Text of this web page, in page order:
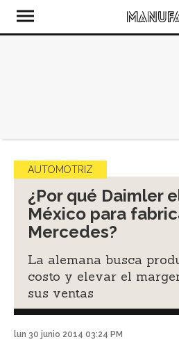
AUTOMOTRIZ
¿Por qué Daimler
México para
Mercedes?
La alemana busca
costo y elevar el
sus ventas
lun 30 junio 2014 03:24 PM